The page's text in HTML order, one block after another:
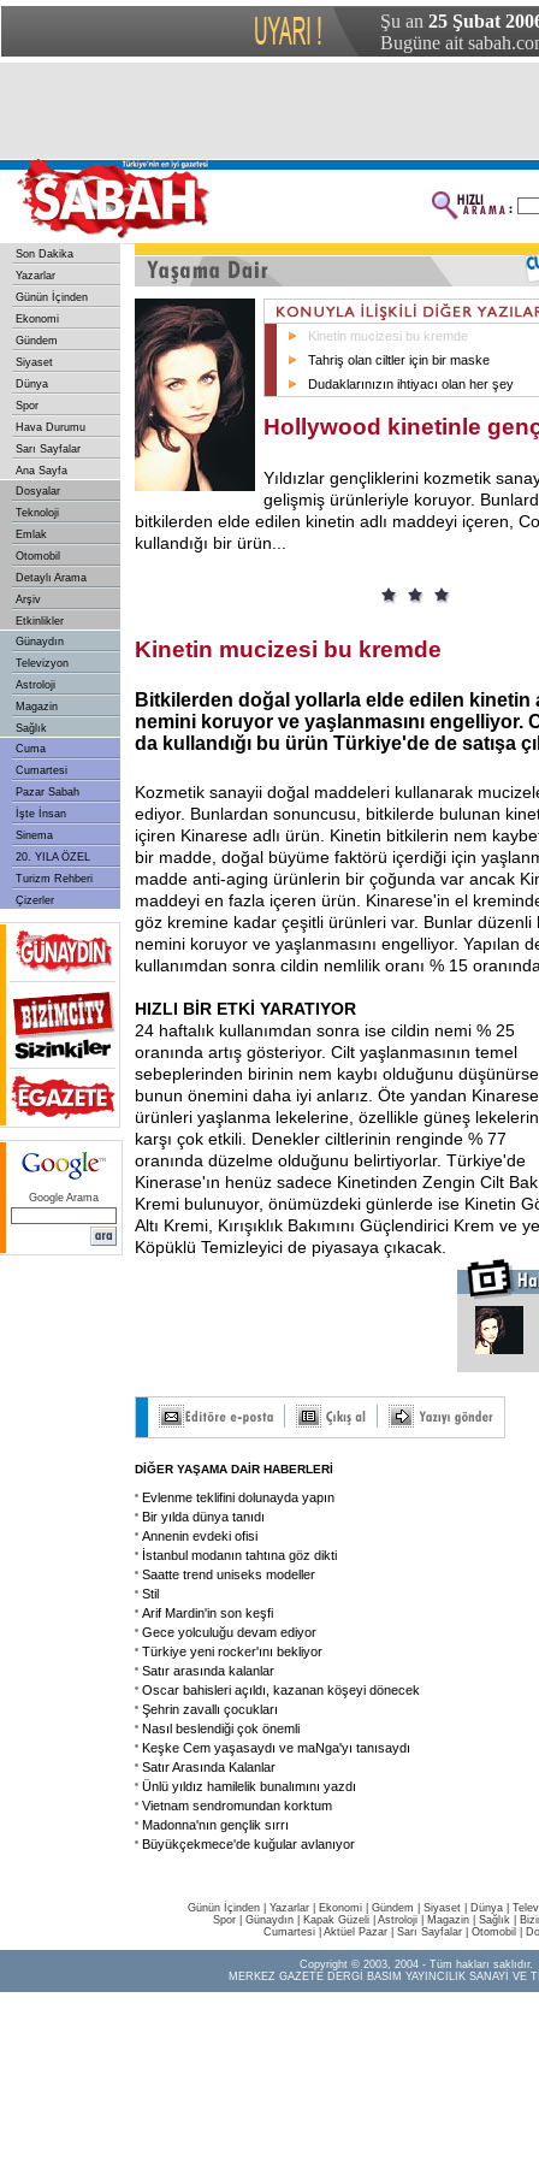
Şu an 25 Şubat
Bugüne ait
Son Dakika
Yazarlar
Günün İçinden
Ekonomi
Gündem
Siyaset
Dünya
Spor
Hava Durumu
Sarı Sayfalar
Ana Sayfa
Dosyalar
Teknoloji
Emlak
Otomobil
Detaylı Arama
Arşiv
Etkinlikler
Günaydın
Televizyon
Astroloji
Magazin
Sağlık
Cuma
Cumartesi
Pazar Sabah
İşte İnsan
Sinema
20. YILA ÖZEL
Turizm Rehberi
Çizerler
Google Arama
Kinetin mucizesi bu kremde
Tahriş olan ciltler için bir maske
Dudaklarınızın ihtiyacı olan her şey
Hollywood kinetinle
Yıldızlar gençliklerini kozmetik
gelişmiş ürünleriyle koruyor.
bitkilerden elde edilen kinetin adlı maddeyi içeren,
kullandığı bir ürün...
Kinetin mucizesi bu kremde
Bitkilerden doğal yollarla elde edilen kinetin
nemini koruyor ve yaşlanmasını engelliyor.
da kullandığı bu ürün Türkiye'de de satışa
Kozmetik sanayii doğal maddeleri kullanarak
ediyor. Bunlardan sonuncusu, bitkilerde bulunan
içiren Kinarese adlı ürün. Kinetin bitkilerin nem
bir madde, doğal büyüme faktörü içerdiği için
madde anti-aging ürünlerin bir çoğunda var ancak
maddeyi en fazla içeren ürün. Kinarese'in el
göz kremine kadar çeşitli ürünleri var. Bunlar düzenli
nemini koruyor ve yaşlanmasını engelliyor. Yapılan
kullanımdan sonra cildin nemlilik oranı % 15
HIZLI BİR ETKİ YARATIYOR
24 haftalık kullanımdan sonra ise cildin nemi % 25
oranında artış gösteriyor. Cilt yaşlanmasının temel
sebeplerinden birinin nem kaybı olduğunu
bunun önemini daha iyi anlarız. Öte yandan Kinarese
ürünleri yaşlanma lekelerine, özellikle güneş
karşı çok etkili. Denekler ciltlerinin renginde % 77
oranında düzelme olduğunu belirtiyorlar. Türkiye'de
Kinerase'ın henüz sadece Kinetinden Zengin Cilt
Kremi bulunuyor, önümüzdeki günlerde ise Kinetin
Altı Kremi, Kırışıklık Bakımını Güçlendirici Krem ve
Köpüklü Temizleyici de piyasaya çıkacak.
DİĞER YAŞAMA DAİR HABERLERİ
Evlenme teklifini dolunayda yapın
Bir yılda dünya tanıdı
Annenin evdeki ofisi
İstanbul modanın tahtına göz dikti
Saatte trend uniseks modeller
Stil
Arif Mardin'in son keşfi
Gece yolculuğu devam ediyor
Türkiye yeni rocker'ını bekliyor
Satır arasında kalanlar
Oscar bahisleri açıldı, kazanan köşeyi dönecek
Şehrin zavallı çocukları
Nasıl beslendiği çok önemli
Keşke Cem yaşasaydı ve maNga'yı tanısaydı
Satır Arasında Kalanlar
Ünlü yıldız hamilelik bunalımını yazdı
Vietnam sendromundan korktum
Madonna'nın gençlik sırrı
Büyükçekmece'de kuğular avlanıyor
Günün İçinden Yazarlar Ekonomi Gündem Siyaset Dünya |
Spor
Günaydın Kapak Güzeli Astroloji Magazin Sağlık
Cumartesi| Aktüel Pazar| Sarı Sayfalar| Otomobil
Copyright © 2003, 2004 - Tüm hakları saklıdır.
MERKEZ GAZETE DERGİ BASIM YAYINCILIK SANAYİ VE